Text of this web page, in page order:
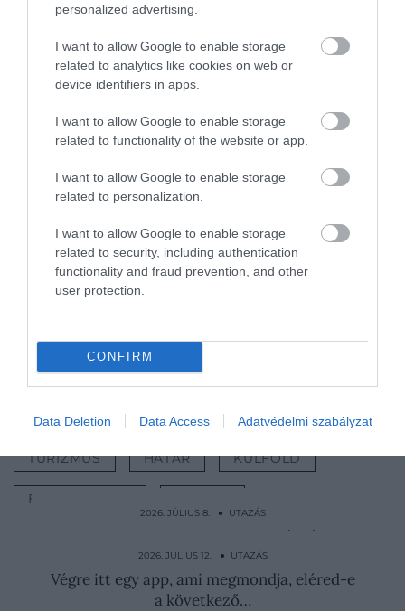
personalized advertising.
I want to allow Google to enable storage
related to analytics like cookies on web or
device identifiers in apps.
I want to allow Google to enable storage
related to functionality of the website or app.
I want to allow Google to enable storage
related to personalization.
I want to allow Google to enable storage
related to security, including authentication
functionality and fraud prevention, and other
user protection.
CONFIRM
Data Deletion Data Access Adatvédelmi szabályzat
A belügyminisztérium tervét részletező
dokumentum szerint a látogatóknak meg kell majd
adniuk életrajzi, biometrikus és elérhetőségi
adataikat, valamint válaszolniuk kell egy rövid
A rendszer hasonló lesz az amerikai elektronikus
utazási engedélyezési rendszerhez (ESTA), amelyet
a 9/11-es terrortámadások után vezettek be.
A tervek szerint a rendszert 2023 márciusától
tesztelik a Kuvaitból, Katarból, az Egyesült Arab
Emírségekből, Szaúd-Arábiából, Ománból és
Bahreinből érkező látogatókkal. A rendszer a világ
Nyitókép: Shutterstock
EGYESÜLT KIRÁLYSÁG BEUTAZÁS
TURIZMUS HATÁR KÜLFÖLD
EURÓPAI UNIÓ
2026. JÚLIUS 8. ● UTAZÁS
Elpusztult Robin Hood legendás fája,
amely 1200 évig állt…
2026. JÚLIUS 12. ● UTAZÁS
Végre itt egy app, ami megmondja, eléred-e
a következő…